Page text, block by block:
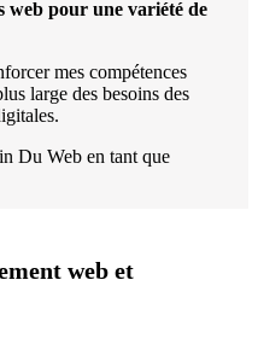
web pour une variété de
mes compétences
large des besoins des
Du Web en tant que
web et